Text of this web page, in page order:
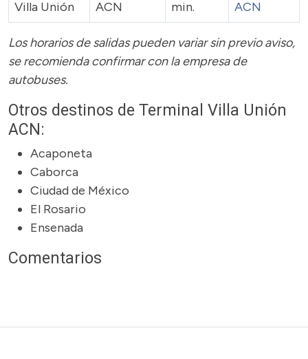
Villa Unión ACN min. ACN
Los horarios de salidas pueden variar sin previo aviso,
se recomienda confirmar con la empresa de
autobuses.
Otros destinos de Terminal Villa Unión
ACN:
Acaponeta
Caborca
Ciudad de México
El Rosario
Ensenada
Comentarios